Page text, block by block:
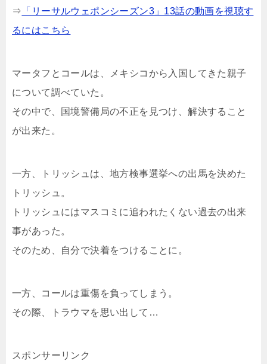
⇒ 「リーサルウェポンシーズン3」13話の動画を視聴す
るにはこちら
マータフとコールは、メキシコから入国してきた親子
について調べていた。
その中で、国境警備局の不正を見つけ、解決すること
が出来た。
一方、トリッシュは、地方検事選挙への出馬を決めた
トリッシュ。
トリッシュにはマスコミに追われたくない過去の出来
事があった。
そのため、自分で決着をつけることに。
一方、コールは重傷を負ってしまう。
その際、トラウマを思い出して…
スポンサーリンク